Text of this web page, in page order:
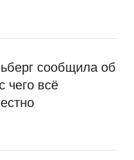
сообщила об
чего всё